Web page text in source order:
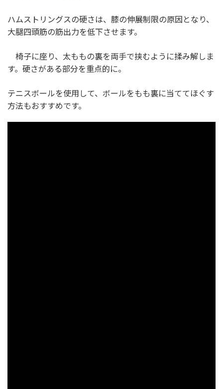
ハムストリングスの硬さは、膝の伸展制限の原因となり、
大腿四頭筋の筋出力を低下させます。
椅子に座り、太ももの裏を両手で挟むように揉み解しま
す。硬さがある部分を重点的に。
テニスボールを使用して、ボールをもも裏に当ててほぐす
方法もおすすめです。